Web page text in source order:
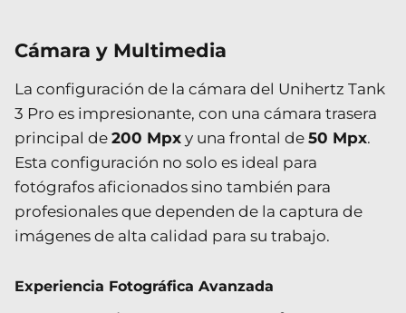
Cámara y Multimedia
La configuración de la cámara del Unihertz Tank
3 Pro es impresionante, con una cámara trasera
principal de 200 Mpx y una frontal de 50 Mpx.
Esta configuración no solo es ideal para
fotógrafos aficionados sino también para
profesionales que dependen de la captura de
imágenes de alta calidad para su trabajo.
Experiencia Fotográfica Avanzada